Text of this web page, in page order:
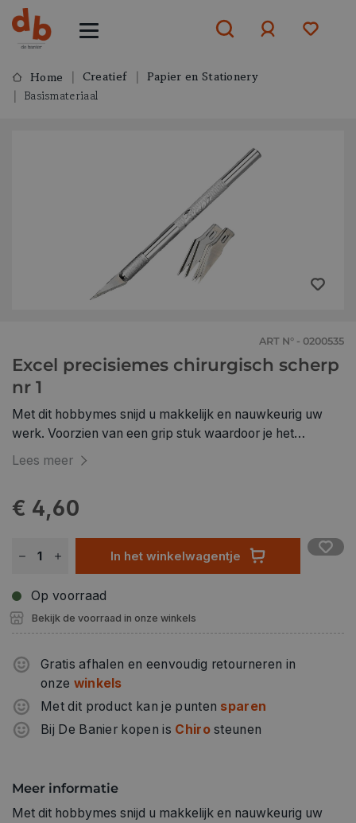
Home Creatief
Papier en Stationery
Basismateriaal
ART N° - 0200535
Excel precisiemes chirurgisch scherp
nr 1
Met dit hobbymes snijd u makkelijk en nauwkeurig uw
werk. Voorzien van een grip stuk waardoor je het
precisiemes stevig vast kunt nemen. Geschikt voor onder
verkrijgbaar.
Lees meer
€ 4,60
In het winkelwagentje
Op voorraad
Bekijk de voorraad in onze winkels
Gratis afhalen en eenvoudig retourneren in
onze winkels
Met dit product kan je punten sparen
Bij De Banier kopen is Chirosteunen
Meer informatie
Met dit hobbymes snijd u makkelijk en nauwkeurig uw